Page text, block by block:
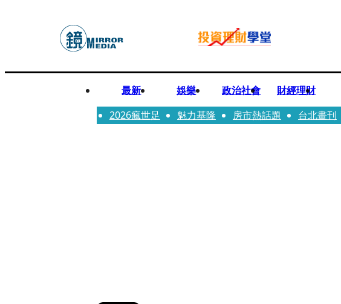
最新 娛樂 政治社會 財經理財
2026瘋世足
魅力基隆 房市熱話題 台北畫刊